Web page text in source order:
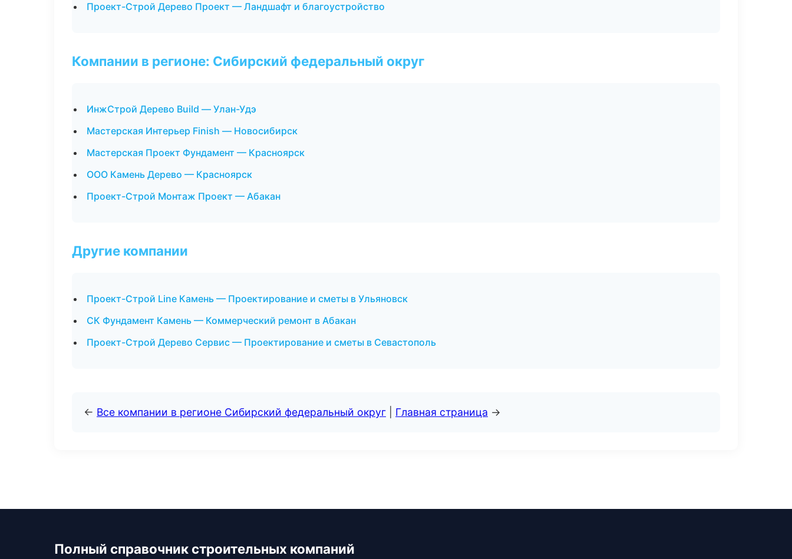
Проект-Строй Дерево Проект — Ландшафт и благоустройство
Компании в регионе: Сибирский федеральный округ
ИнжСтрой Дерево Build — Улан-Удэ
Мастерская Интерьер Finish — Новосибирск
Мастерская Проект Фундамент — Красноярск
ООО Камень Дерево — Красноярск
Проект-Строй Монтаж Проект — Абакан
Другие компании
Проект-Строй Line Камень — Проектирование и сметы в Ульяновск
СК Фундамент Камень — Коммерческий ремонт в Абакан
Проект-Строй Дерево Сервис — Проектирование и сметы в Севастополь
← Все компании в регионе Сибирский федеральный округ Главная страница →
Полный справочник строительных компаний